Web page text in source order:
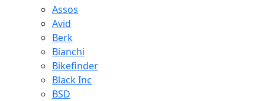
Assos
Avid
Berk
Bianchi
Bikefinder
Black Inc
BSD